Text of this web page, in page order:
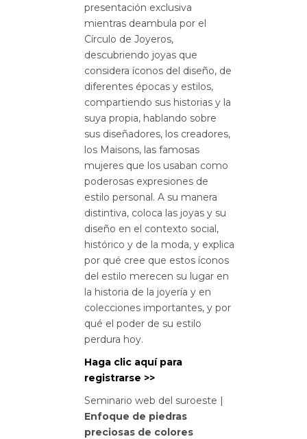
presentación exclusiva
mientras deambula por el
Círculo de Joyeros,
descubriendo joyas que
considera íconos del diseño, de
diferentes épocas y estilos,
compartiendo sus historias y la
suya propia, hablando sobre
sus diseñadores, los creadores,
los Maisons, las famosas
mujeres que los usaban como
poderosas expresiones de
estilo personal. A su manera
distintiva, coloca las joyas y su
diseño en el contexto social,
histórico y de la moda, y explica
por qué cree que estos íconos
del estilo merecen su lugar en
la historia de la joyería y en
colecciones importantes, y por
qué el poder de su estilo
perdura hoy.
Haga clic aquí para
registrarse >>
Seminario web del suroeste |
Enfoque de piedras
preciosas de colores